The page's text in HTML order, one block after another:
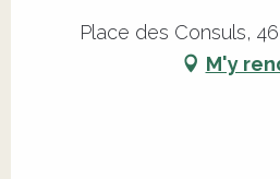
Place des Consuls,
M'y